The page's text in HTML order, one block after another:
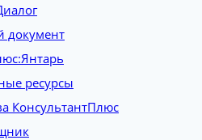
документ
ресурсы
КонсультантПлюс